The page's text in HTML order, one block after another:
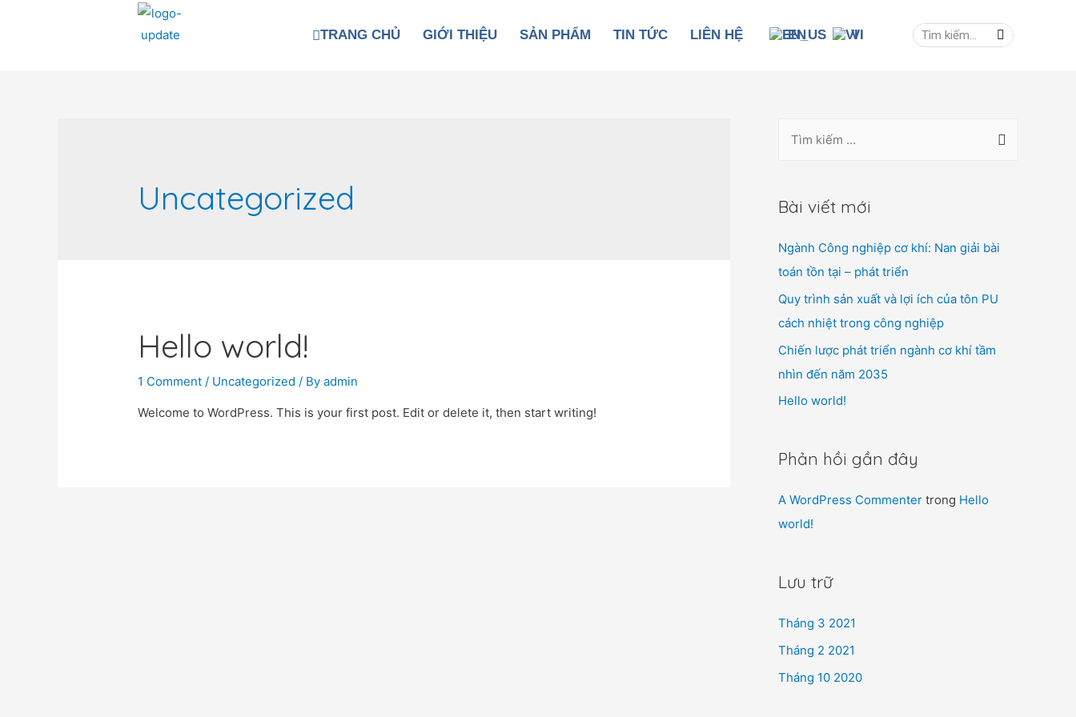
TRANG CHỦ GIỚI THIỆU SẢN PHẨM TIN TỨC LIÊN HỆ EN VI
Uncategorized
Hello world!
1 Comment / Uncategorized / Byadmin
Welcome to WordPress. This is your first post. Edit or delete it, then start writing!
Bài viết mới
Ngành Công nghiệp cơ khí: Nan giải bài
toán tồn tại – phát triển
Quy trình sản xuất và lợi ích của tôn PU
cách nhiệt trong công nghiệp
Chiến lược phát triển ngành cơ khí tầm
nhìn đến năm 2035
Hello world!
Phản hồi gần đây
A WordPress Commenter trong Hello
world!
Lưu trữ
Tháng 3 2021
Tháng 2 2021
Tháng 10 2020